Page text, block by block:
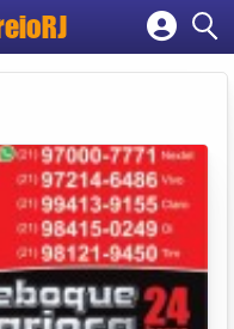
empresa